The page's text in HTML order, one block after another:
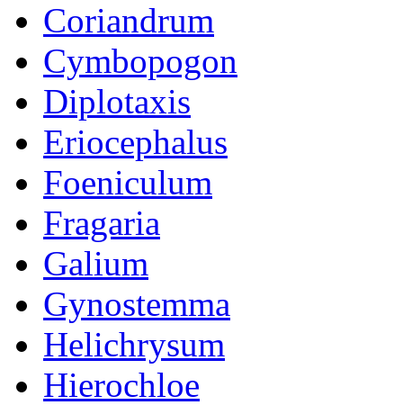
Coriandrum
Cymbopogon
Diplotaxis
Eriocephalus
Foeniculum
Fragaria
Galium
Gynostemma
Helichrysum
Hierochloe